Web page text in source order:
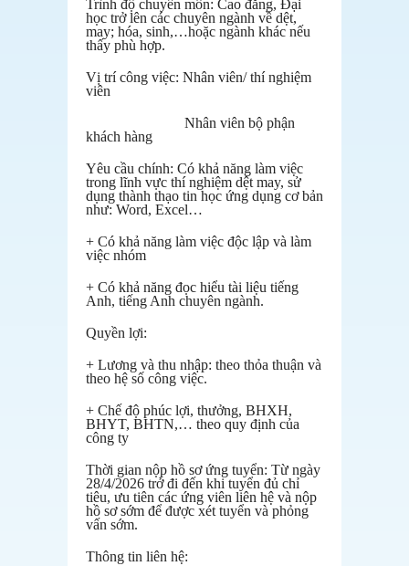
Trình độ chuyên môn: Cao đẳng, Đại
học trở lên các chuyên ngành về dệt,
may; hóa, sinh,…hoặc ngành khác nếu
thấy phù hợp.
Vị trí công việc: Nhân viên/ thí nghiệm
viên
Nhân viên bộ phận
khách hàng
Yêu cầu chính: Có khả năng làm việc
trong lĩnh vực thí nghiệm dệt may, sử
dụng thành thạo tin học ứng dụng cơ bản
như: Word, Excel…
+ Có khả năng làm việc độc lập và làm
việc nhóm
+ Có khả năng đọc hiểu tài liệu tiếng
Anh, tiếng Anh chuyên ngành.
Quyền lợi:
+ Lương và thu nhập: theo thỏa thuận và
theo hệ số công việc.
+ Chế độ phúc lợi, thưởng, BHXH,
BHYT, BHTN,… theo quy định của
công ty
Thời gian nộp hồ sơ ứng tuyển: Từ ngày
28/4/2026 trở đi đến khi tuyển đủ chỉ
tiêu, ưu tiên các ứng viên liên hệ và nộp
hồ sơ sớm để được xét tuyển và phỏng
vấn sớm.
Thông tin liên hệ: